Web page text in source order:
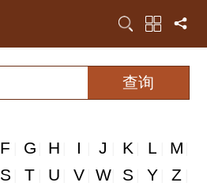
F G H I J K L M
S T U V W S Y Z